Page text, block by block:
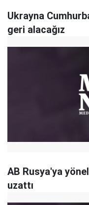
Ukrayna
geri alacağız
AB Rusya'ya
uzattı